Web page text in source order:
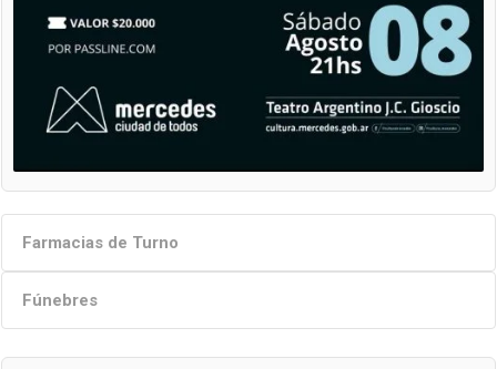
Farmacias de Turno
Fúnebres